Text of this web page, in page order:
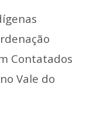
Contatados
Vale do